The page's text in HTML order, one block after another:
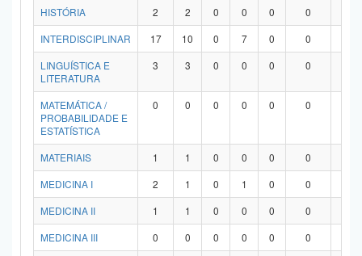
HISTÓRIA
2 2 0 0 0 0
INTERDISCIPLINAR
17 10 0 7 0 0
LINGUÍSTICA E
LITERATURA
3 3 0 0 0 0
MATEMÁTICA /
PROBABILIDADE E
ESTATÍSTICA
0 0 0 0 0 0
MATERIAIS 1 1 0 0 0 0
MEDICINA I
2 1 0 1 0 0
MEDICINA II
1 1 0 0 0 0
MEDICINA III
0 0 0 0 0 0